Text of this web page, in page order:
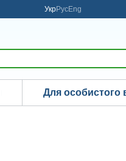
УкрРусEng
Для особистого